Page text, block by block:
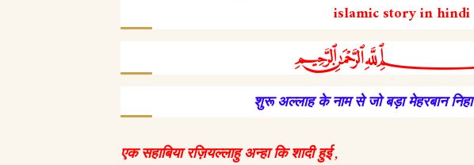
islamic story in hindi
शुरू अल्लाह के नाम से जो बड़ा मेहरबान
एक सहाबिया रज़ियल्लाहु अन्हा कि शादी हुई ,